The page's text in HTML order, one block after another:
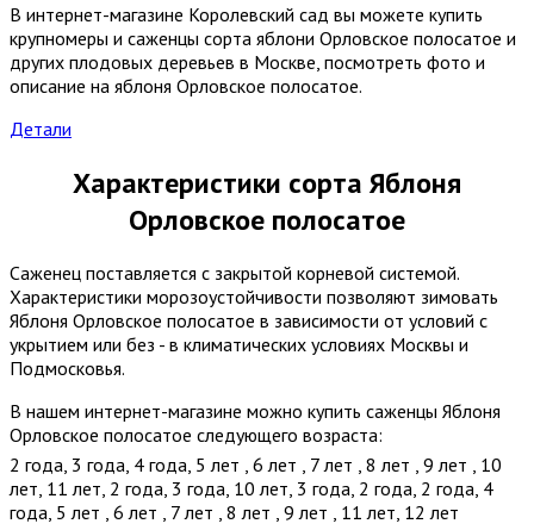
В интернет-магазине Королевский сад вы можете купить
крупномеры и саженцы сорта яблони Орловское полосатое и
других плодовых деревьев в Москве, посмотреть фото и
описание на яблоня Орловское полосатое.
Детали
Характеристики сорта Яблоня
Орловское полосатое
Саженец поставляется с закрытой корневой системой.
Характеристики морозоустойчивости позволяют зимовать
Яблоня Орловское полосатое в зависимости от условий с
укрытием или без - в климатических условиях Москвы и
Подмосковья.
В нашем интернет-магазине можно купить саженцы Яблоня
Орловское полосатое следующего возраста:
2 года, 3 года, 4 года, 5 лет , 6 лет , 7 лет , 8 лет , 9 лет , 10
лет, 11 лет, 2 года, 3 года, 10 лет, 3 года, 2 года, 2 года, 4
года, 5 лет , 6 лет , 7 лет , 8 лет , 9 лет , 11 лет, 12 лет